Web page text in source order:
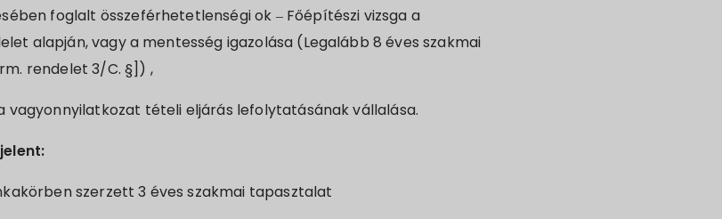
foglalt összeférhetetlenségi ok – Főépítészi vizsga a
alapján, vagy a mentesség igazolása (Legalább 8 éves szakmai
rendelet 3/C. §]) ,
vagyonnyilatkozat tételi eljárás lefolytatásának vállalása.
szerzett 3 éves szakmai tapasztalat